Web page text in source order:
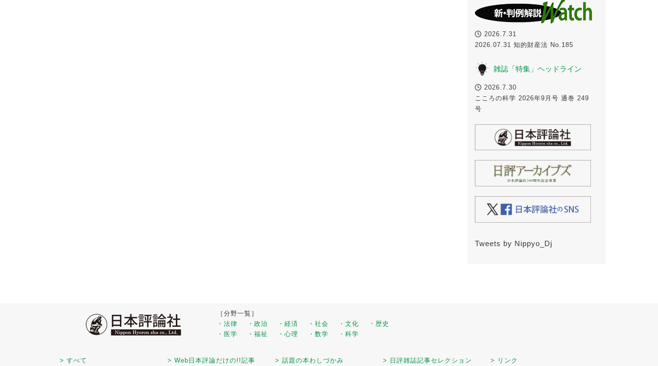
2026.7.31
2026.07.31 知的財産法 No.185
雑誌「特集」ヘッドライン
2026.7.30
こころの科学 2026年9月号 通巻 249
号
Tweets by Nippyo_Dj
［分野一覧］
・法律
・政治 ・経済 ・社会 ・文化
・歴史
・医学
・福祉 ・心理 ・数学 ・科学
> すべて > Web日本評論だけの!!記事 > 話題の本わしづかみ > 日評雑誌記事セレクション > リンク